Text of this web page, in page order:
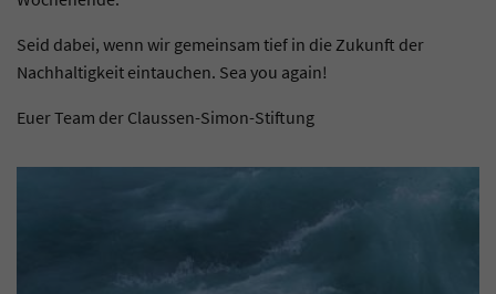
Seid dabei, wenn wir gemeinsam tief in die Zukunft der
Nachhaltigkeit eintauchen. Sea you again!
Euer Team der Claussen-Simon-Stiftung